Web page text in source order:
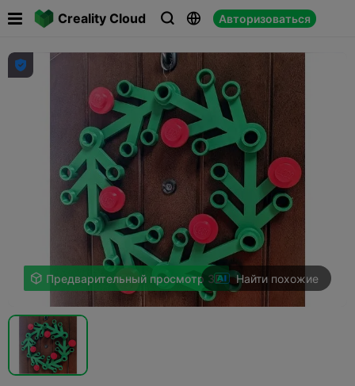
Creality Cloud   Авторизоваться


 Предварительный просмотр 3D Найти похожие